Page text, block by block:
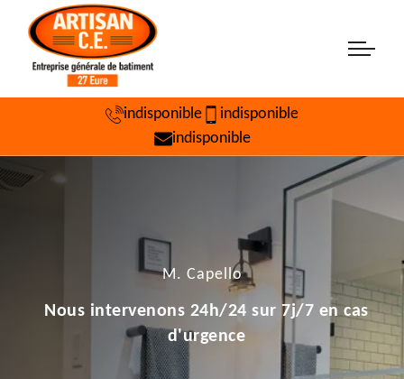
indisponible
indisponible
indisponible
M. Capello
Nous intervenons 24h/24 sur 7j/7 en cas
d'urgence